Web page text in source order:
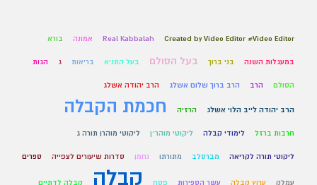
Created by Video Editor #Video Editor
Real Kabbalah אמונה בורא
במעגלות השנה בני ברוך בעל הסולם בעל התניא בריאות ג הגות
הסולם הרב הרב ברוך שלום אשלג הרב יהודה אשלג
הרב יהודה לייב הלוי אשלג הרזיה חכמת הקבלה
חרבות ברזל לימודי קבלה ליקוטי מוהר״ן ליקוטי מוהרן תורה ג
ליקוטי תורה לקריאה מברסלב מתורתו נחמן סדרות שיעורים לצפייה ספרים
עמלק ערוץ קבלה עשר הספירות פסח קבלה קבלה לדתיים